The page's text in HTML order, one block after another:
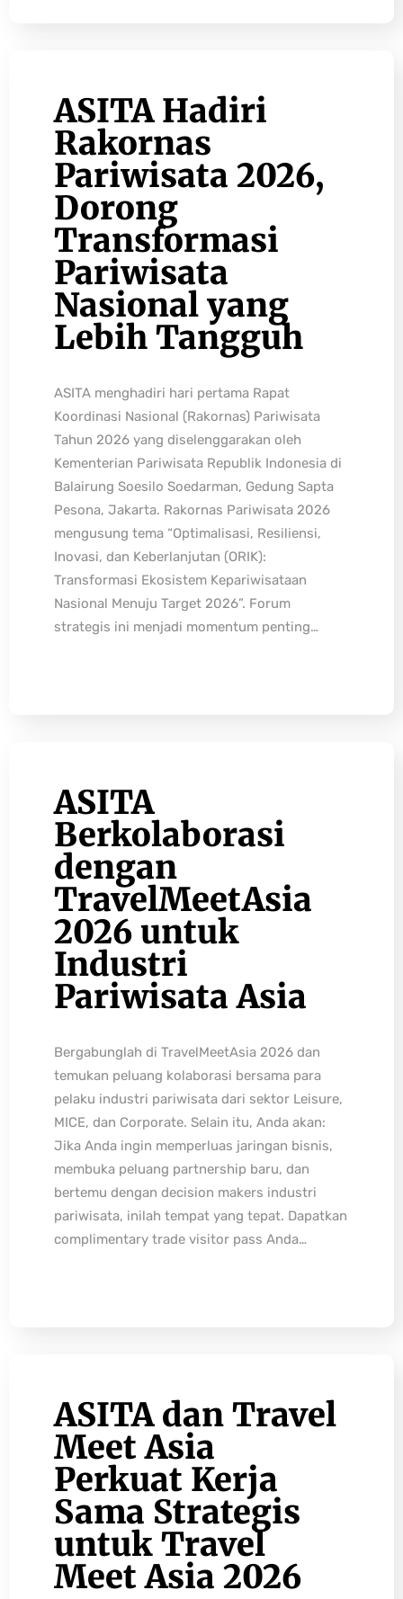
ASITA Hadiri
Rakornas
Pariwisata 2026,
Dorong
Transformasi
Pariwisata
Nasional yang
Lebih Tangguh
ASITA menghadiri hari pertama Rapat
Koordinasi Nasional (Rakornas) Pariwisata
Tahun 2026 yang diselenggarakan oleh
Kementerian Pariwisata Republik Indonesia di
Balairung Soesilo Soedarman, Gedung Sapta
Pesona, Jakarta. Rakornas Pariwisata 2026
mengusung tema “Optimalisasi, Resiliensi,
Inovasi, dan Keberlanjutan (ORIK):
Transformasi Ekosistem Kepariwisataan
Nasional Menuju Target 2026”. Forum
strategis ini menjadi momentum penting…
ASITA
Berkolaborasi
dengan
TravelMeetAsia
2026 untuk
Industri
Pariwisata Asia
Bergabunglah di TravelMeetAsia 2026 dan
temukan peluang kolaborasi bersama para
pelaku industri pariwisata dari sektor Leisure,
MICE, dan Corporate. Selain itu, Anda akan:
Jika Anda ingin memperluas jaringan bisnis,
membuka peluang partnership baru, dan
bertemu dengan decision makers industri
pariwisata, inilah tempat yang tepat. Dapatkan
complimentary trade visitor pass Anda…
ASITA dan Travel
Meet Asia
Perkuat Kerja
Sama Strategis
untuk Travel
Meet Asia 2026